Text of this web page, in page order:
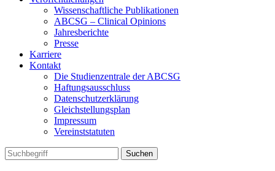
Wissenschaftliche Publikationen
ABCSG – Clinical Opinions
Jahresberichte
Presse
Karriere
Kontakt
Die Studienzentrale der ABCSG
Haftungsausschluss
Datenschutzerklärung
Gleichstellungsplan
Impressum
Vereinststatuten